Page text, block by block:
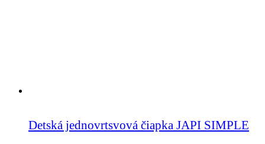
Detská jednovrtsvová čiapka JAPI SIMPLE